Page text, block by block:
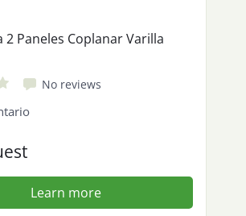
2 Paneles Coplanar Varilla
No reviews
Learn more